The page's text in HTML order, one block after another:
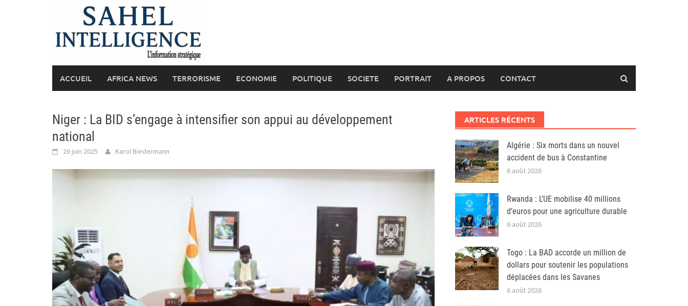
ACCUEIL AFRICA NEWS TERRORISME ECONOMIE POLITIQUE SOCIETE PORTRAIT A PROPOS CONTACT
Niger : La BID s’engage à intensifier son appui au développement
national
26 juin 2025 Karol Biedermann
ARTICLES RÉCENTS
Algérie : Six morts dans un nouvel
accident de bus à Constantine
6 août 2026
Rwanda : L’UE mobilise 40 millions
d’euros pour une agriculture durable
6 août 2026
Togo : La BAD accorde un million de
dollars pour soutenir les populations
déplacées dans les Savanes
6 août 2026